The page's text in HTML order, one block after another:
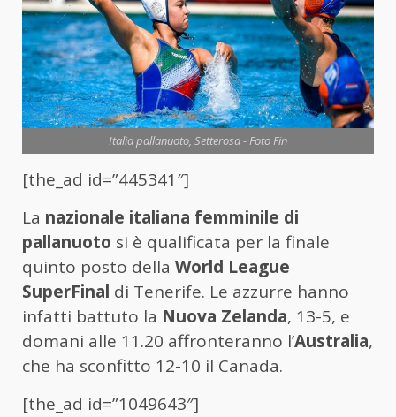
Italia pallanuoto, Setterosa - Foto Fin
[the_ad id=”445341″]
La nazionale italiana femminile di
pallanuoto si è qualificata per la finale
quinto posto della World League
SuperFinal di Tenerife. Le azzurre hanno
infatti battuto la Nuova Zelanda, 13-5, e
domani alle 11.20 affronteranno l’Australia,
che ha sconfitto 12-10 il Canada.
[the_ad id=”1049643″]